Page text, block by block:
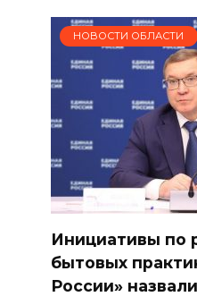
НОВОСТИ ОБЛАСТИ
Инициативы по
бытовых
России»